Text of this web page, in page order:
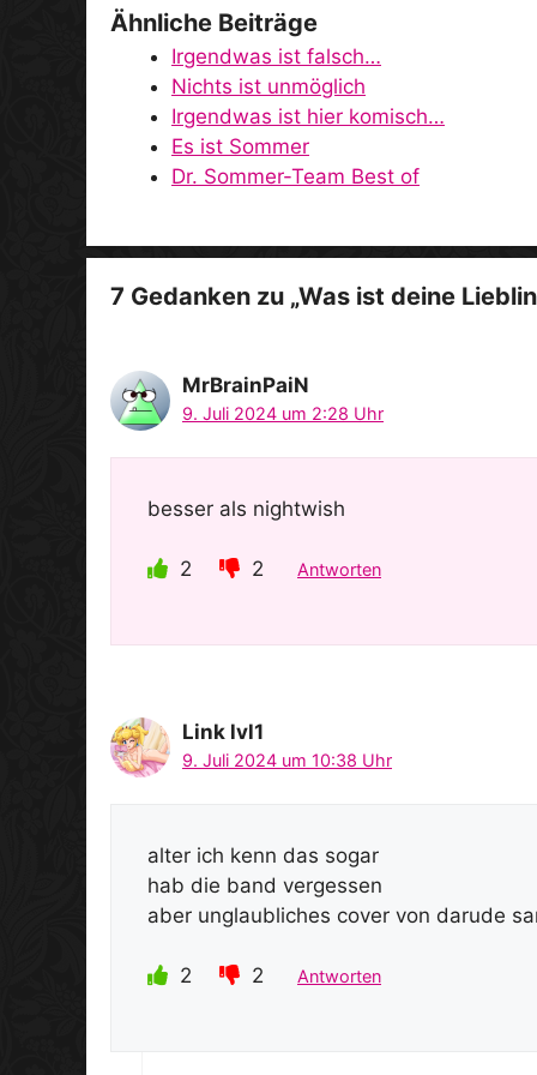
Ähnliche Beiträge
Irgendwas ist falsch…
Nichts ist unmöglich
Irgendwas ist hier komisch…
Es ist Sommer
Dr. Sommer-Team Best of
7 Gedanken zu „Was ist deine
MrBrainPaiN
9. Juli 2024 um 2:28 Uhr
besser als nightwish
2 2 Antworten
Link lvl1
9. Juli 2024 um 10:38 Uhr
alter ich kenn das sogar
hab die band vergessen
aber unglaubliches cover von darude
2 2 Antworten